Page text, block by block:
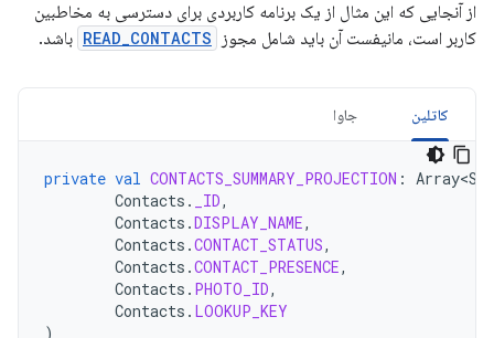
از آنجایی که این مثال از یک برنامه کاربردی برای دسترسی به مخاطبین
کاربر است، مانیفست آن باید شامل مجوز
READ_CONTACTS باشد.
کاتلین جاوا
private val CONTACTS_SUMMARY_PROJECTION :
Contacts . _ID,
Contacts .DISPLAY_NAME,
Contacts .CONTACT_STATUS,
Contacts .CONTACT_PRESENCE,
Contacts . PHOTO_ID,
Contacts . LOOKUP_KEY
)